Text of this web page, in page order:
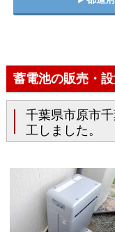
蓄電池の販売・設
千葉県市原市
工しました。